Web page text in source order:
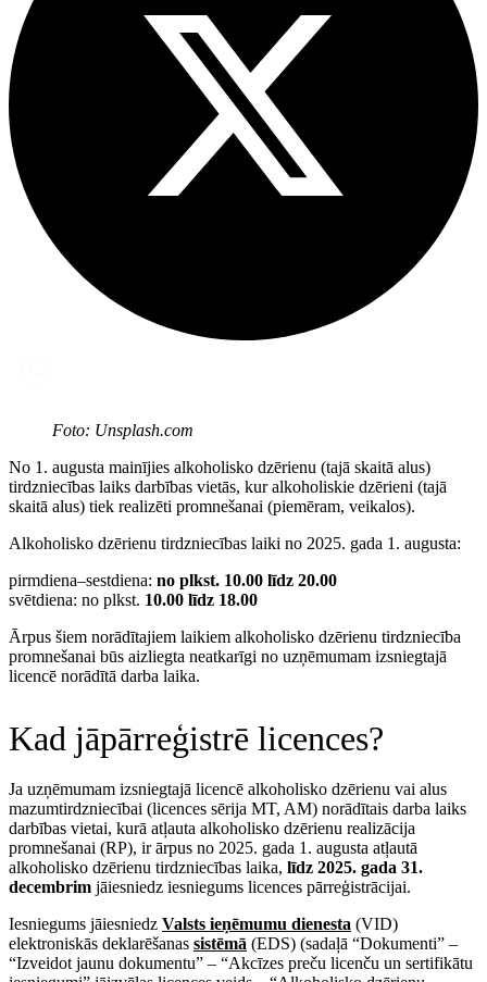
Foto: Unsplash.com
No 1. augusta mainījies alkoholisko dzērienu (tajā skaitā alus)
tirdzniecības laiks darbības vietās, kur alkoholiskie dzērieni (tajā
skaitā alus) tiek realizēti promnešanai (piemēram, veikalos).
Alkoholisko dzērienu tirdzniecības laiki no 2025. gada 1. augusta:
pirmdiena–sestdiena: no plkst. 10.00 līdz 20.00
svētdiena: no plkst. 10.00 līdz 18.00
Ārpus šiem norādītajiem laikiem alkoholisko dzērienu tirdzniecība
promnešanai būs aizliegta neatkarīgi no uzņēmumam izsniegtajā
licencē norādītā darba laika.
Kad jāpārreģistrē licences?
Ja uzņēmumam izsniegtajā licencē alkoholisko dzērienu vai alus
mazumtirdzniecībai (licences sērija MT, AM) norādītais darba laiks
darbības vietai, kurā atļauta alkoholisko dzērienu realizācija
promnešanai (RP), ir ārpus no 2025. gada 1. augusta atļautā
alkoholisko dzērienu tirdzniecības laika, līdz 2025. gada 31.
decembrim jāiesniedz iesniegums licences pārreģistrācijai.
Iesniegums jāiesniedz Valsts ieņēmumu dienesta (VID)
elektroniskās deklarēšanas sistēmā (EDS) (sadaļā “Dokumenti” –
“Izveidot jaunu dokumentu” – “Akcīzes preču licenču un sertifikātu